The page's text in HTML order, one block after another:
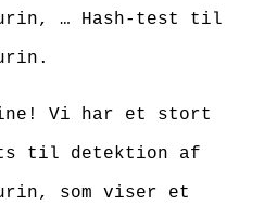
… Hash-test til
Vi har et stort
til detektion af
som viser et